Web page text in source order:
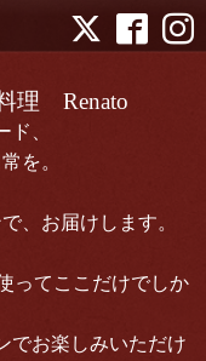
理 Renato
、
を。
、お届けします。
ってここだけでしか
でお楽しみいただけ